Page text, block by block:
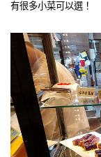
有很多小菜可以選！